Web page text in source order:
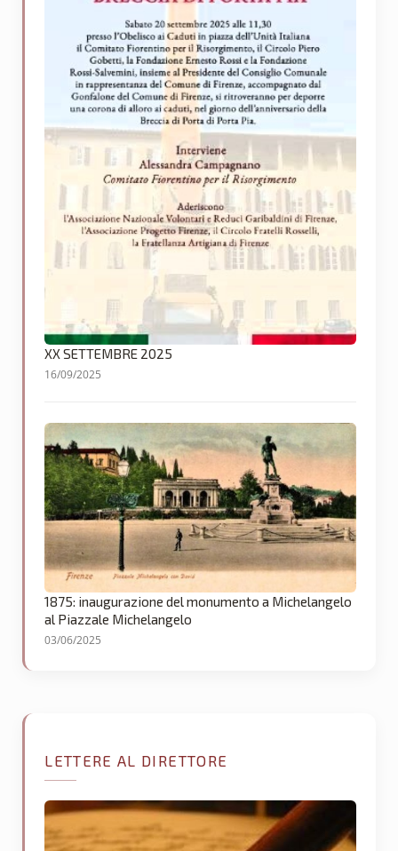
XX SETTEMBRE 2025
16/09/2025
1875: inaugurazione del monumento a Michelangelo
al Piazzale Michelangelo
03/06/2025
LETTERE AL DIRETTORE